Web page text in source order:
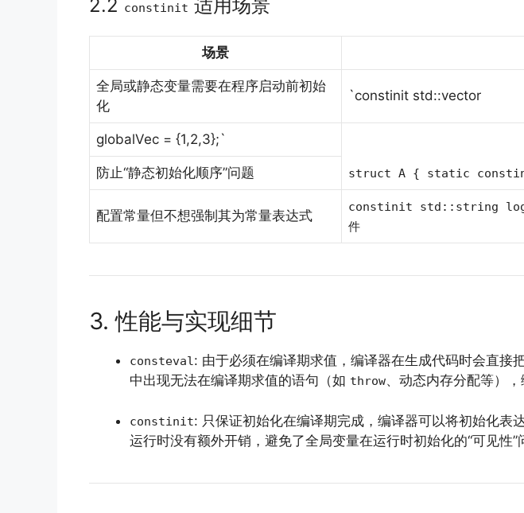
2.2 constinit 适用场景
场景
全局或静态变量需要在程序启动前初始
化
`constinit std::vector
globalVec = {1,2,3};`
防止“静态初始化顺序”问题 struct A { static
配置常量但不想强制其为常量表达式
constinit std::string
件
3. 性能与实现细节
consteval: 由于必须在编译期求值，编译器在生成代码时会直接
中出现无法在编译期求值的语句（如 throw、动态内存分配等），
constinit: 只保证初始化在编译期完成，编译器可以将初始化表
运行时没有额外开销，避免了全局变量在运行时初始化的“可见性”